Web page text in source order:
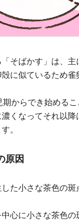
そばかす」は、主
に似ているため雀
からでき始める
くなってそれ以降
。
原因
た小さな茶色の
心に小さな茶色の